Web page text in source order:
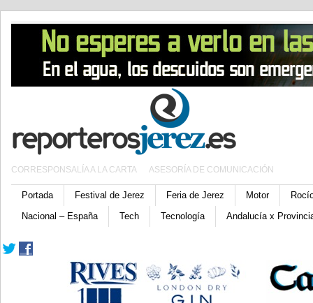
CORRESPONSALÍA A LA CARTA ASESORÍA DE COMUNICACIÓN
Portada Festival de Jerez Feria de Jerez Motor
Nacional – España
Tech Tecnología Andalucía x